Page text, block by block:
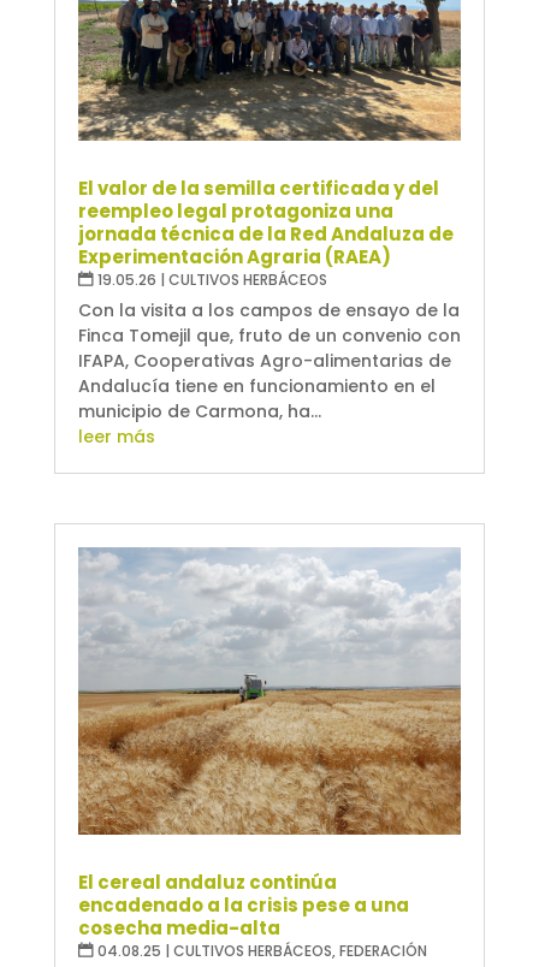
El valor de la semilla certificada y del
reempleo legal protagoniza una
jornada técnica de la Red Andaluza de
Experimentación Agraria (RAEA)
19.05.26 | CULTIVOS HERBÁCEOS
Con la visita a los campos de ensayo de la
Finca Tomejil que, fruto de un convenio con
IFAPA, Cooperativas Agro-alimentarias de
Andalucía tiene en funcionamiento en el
municipio de Carmona, ha...
leer más
El cereal andaluz continúa
encadenado a la crisis pese a una
cosecha media-alta
04.08.25 | CULTIVOS HERBÁCEOS,FEDERACIÓN